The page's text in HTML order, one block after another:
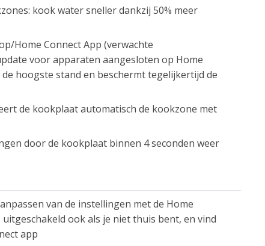
kook water sneller dankzij 50% meer
Home Connect App (verwachte
voor apparaten aangesloten op Home
hoogste stand en beschermt tegelijkertijd de
de kookplaat automatisch de kookzone met
door de kookplaat binnen 4 seconden weer
van de instellingen met de Home
ook als je niet thuis bent, en vind
app